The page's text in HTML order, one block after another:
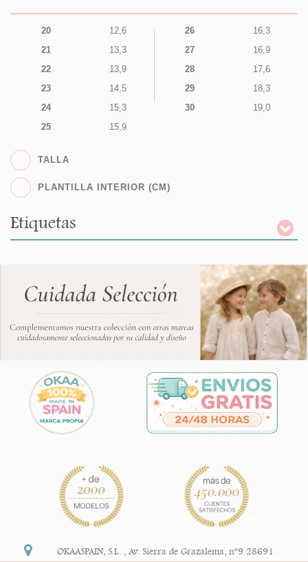
20
12,6
21
13,3
22
13,9
23
14,5
24
15,3
25
15,9
26
16,3
27
16,9
28
17,6
29
18,3
30
19,0
TALLA
PLANTILLA INTERIOR (CM)
Etiquetas
OKAASPAIN, S.L. ,Av. Sierra de Grazalema, nº9 28691